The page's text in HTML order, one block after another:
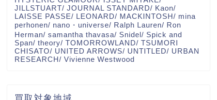
JILLSTUART/ JOURNAL STANDARD/ Kaon/
LAISSE PASSE/ LEONARD/ MACKINTOSH/ mina
perhonen/ nano・universe/ Ralph Lauren/ Ron
Herman/ samantha thavasa/ Snidel/ Spick and
Span/ theory/ TOMORROWLAND/ TSUMORI
CHISATO/ UNITED ARROWS/ UNTITLED/ URBAN
RESEARCH/ Vivienne Westwood
買取対象地域